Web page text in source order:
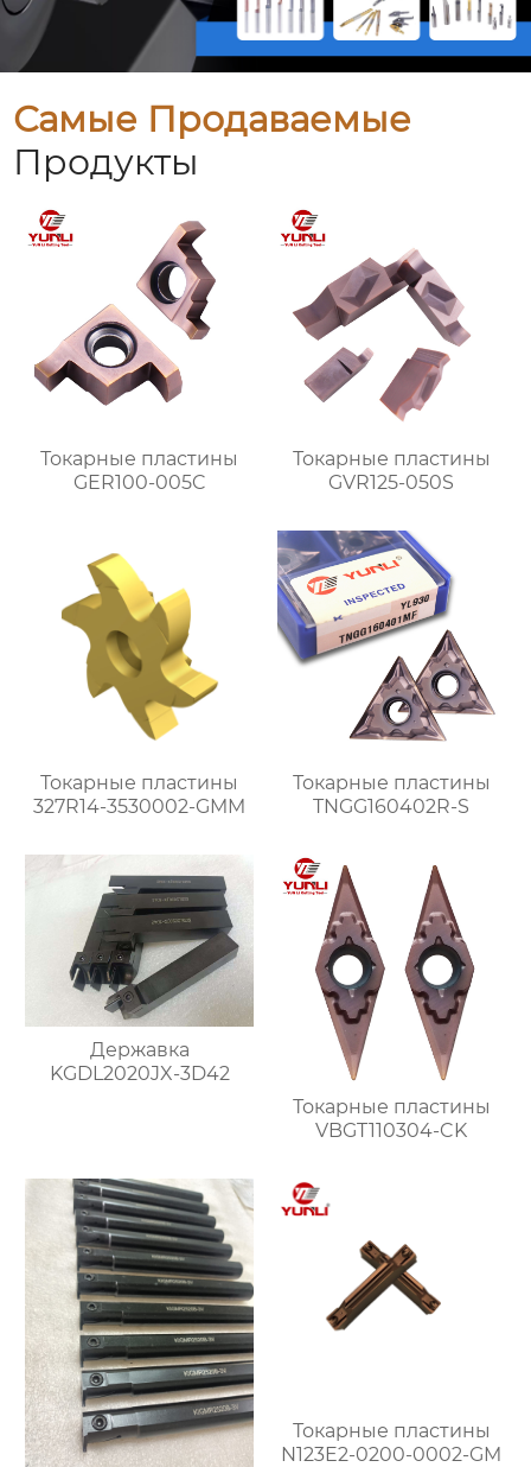
Самые Продаваемые
Продукты
Токарные пластины
GER100-005C
Токарные пластины
GVR125-050S
Токарные пластины
327R14-3530002-GMM
Токарные пластины
TNGG160402R-S
Державка
KGDL2020JX-3D42
Токарные пластины
VBGT110304-CK
Токарные пластины
N123E2-0200-0002-GM